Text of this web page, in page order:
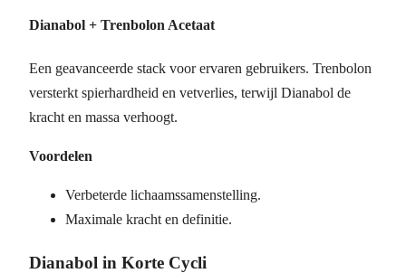
Dianabol + Trenbolon Acetaat
Een geavanceerde stack voor ervaren gebruikers. Trenbolon
versterkt spierhardheid en vetverlies, terwijl Dianabol de
kracht en massa verhoogt.
Voordelen
Verbeterde lichaamssamenstelling.
Maximale kracht en definitie.
Dianabol in Korte Cycli